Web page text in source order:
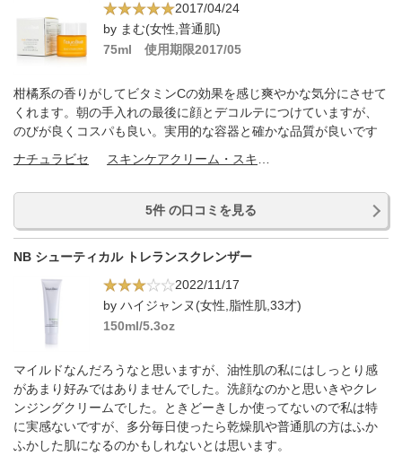
2017/04/24
by まむ(女性,普通肌)
75ml 使用期限2017/05
柑橘系の香りがしてビタミンCの効果を感じ爽やかな気分にさせて
くれます。朝の手入れの最後に顔とデコルテにつけていますが、
のびが良くコスパも良い。実用的な容器と確かな品質が良いです
ナチュラビセ
5件 の口コミを見る
NB シューティカル トレランスクレンザー
2022/11/17
by ハイジャンヌ(女性,脂性肌,33才)
150ml/5.3oz
マイルドなんだろうなと思いますが、油性肌の私にはしっとり感
があまり好みではありませんでした。洗顔なのかと思いきやクレ
ンジングクリームでした。ときどーきしか使ってないので私は特
に実感ないですが、多分毎日使ったら乾燥肌や普通肌の方はふか
ふかした肌になるのかもしれないとは思います。